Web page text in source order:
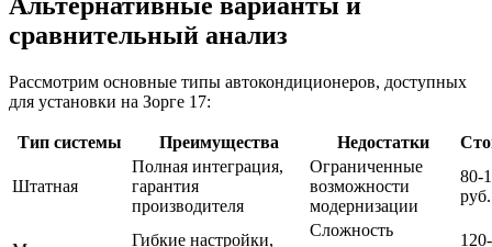
Альтернативные варианты и
сравнительный анализ
Рассмотрим основные типы автокондиционеров, доступных
для установки на Зорге 17:
Тип системы Преимущества Недостатки
Штатная
Полная интеграция,
гарантия
производителя
Ограниченные
возможности
модернизации
80-
руб.
Гибкие настройки,
Сложность